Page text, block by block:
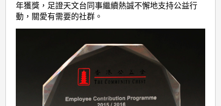
年獲獎，足證天文台同事繼續熱誠不懈地支持公益行
動，關愛有需要的社群。